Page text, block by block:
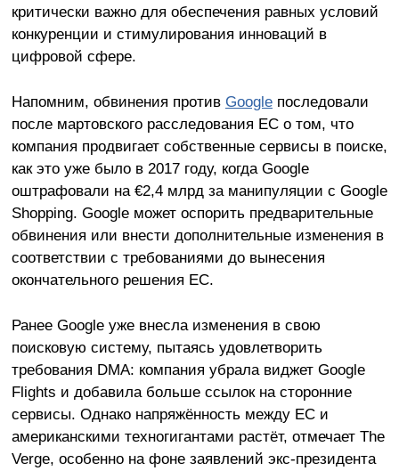
критически важно для обеспечения равных условий
конкуренции и стимулирования инноваций в
цифровой сфере.
Напомним, обвинения против Googleпоследовали
после мартовского расследования ЕС о том, что
компания продвигает собственные сервисы в поиске,
как это уже было в 2017 году, когда Google
оштрафовали на €2,4 млрд за манипуляции с Google
Shopping. Google может оспорить предварительные
обвинения или внести дополнительные изменения в
соответствии с требованиями до вынесения
окончательного решения ЕС.
Ранее Google уже внесла изменения в свою
поисковую систему, пытаясь удовлетворить
требования DMA: компания убрала виджет Google
Flights и добавила больше ссылок на сторонние
сервисы. Однако напряжённость между ЕС и
американскими техногигантами растёт, отмечает The
Verge, особенно на фоне заявлений экс-президента